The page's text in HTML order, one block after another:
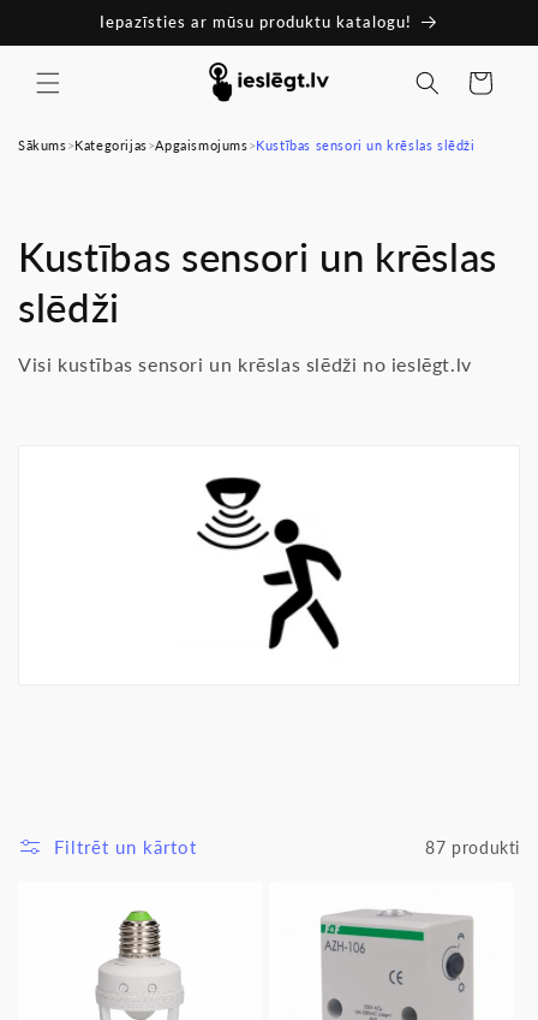
saturu
Iepazīsties ar mūsu produktu katalogu!
Ratiņi
Sākums>Kategorijas>Apgaismojums>Kustības sensori un krēslas slēdži
K
o
l
Kustības sensori un krēslas
slēdži
Visi kustības sensori un krēslas slēdži no ieslēgt.lv
Filtrēt un kārtot 87 produkti